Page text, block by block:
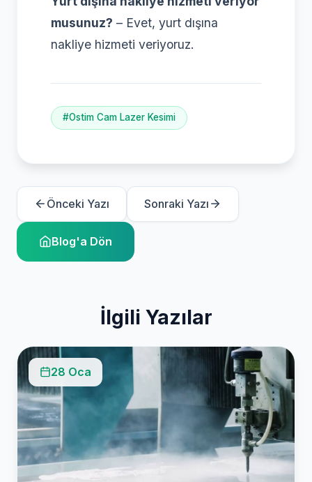
musunuz? – Evet, yurt dışına
nakliye hizmeti veriyoruz.
#Ostim Cam Lazer Kesimi
Önceki Yazı Sonraki Yazı
Blog'a Dön
İlgili Yazılar
28 Oca